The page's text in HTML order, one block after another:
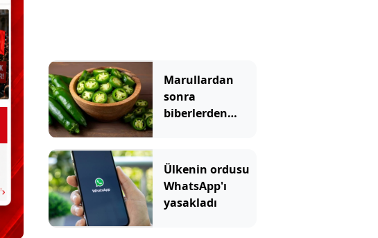
Marullardan
sonra
biberlerden
toplatılıyor
Ülkenin ordusu
WhatsApp'ı
yasakladı